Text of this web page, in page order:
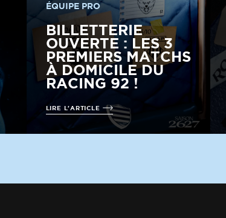
ÉQUIPE PRO
BILLETTERIE
OUVERTE : LES 3
PREMIERS MATCHS
À DOMICILE DU
RACING 92 !
LIRE L'ARTICLE